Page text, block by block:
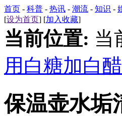
首页 - 科普 - 热讯 - 潮流 - 知识 -
[设为首页] [加入收藏]
当前位置: 当
用白糖加白
保温壶水垢